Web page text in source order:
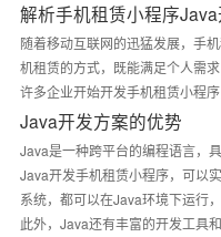
解析手机租赁小程序
随着移动互联网的迅猛发展，手
机租赁的方式，既能满足个人需
许多企业开始开发手机租赁小程
Java开发方案的优势
Java是一种跨平台的编程语言，
Java开发手机租赁小程序，可以
系统，都可以在Java环境下运行
此外，Java还有丰富的开发工具